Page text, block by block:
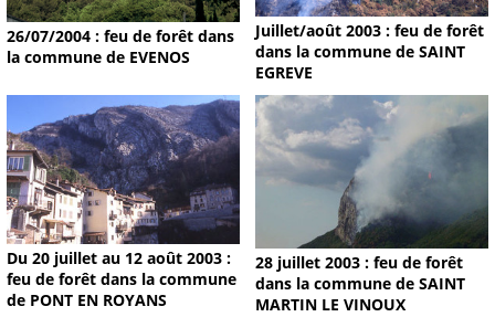
26/07/2004 : feu de forêt dans
la commune de EVENOS
Juillet/août 2003 : feu de forêt
dans la commune de SAINT
EGREVE
Du 20 juillet au 12 août 2003 :
feu de forêt dans la commune
de PONT EN ROYANS
28 juillet 2003 : feu de forêt
dans la commune de SAINT
MARTIN LE VINOUX